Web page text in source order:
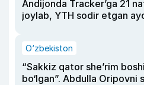
Andijonda Tracker’ga 21
joylab, YTH sodir etgan
O‘zbekiston
“Sakkiz qator she’rim
bo‘lgan”. Abdulla